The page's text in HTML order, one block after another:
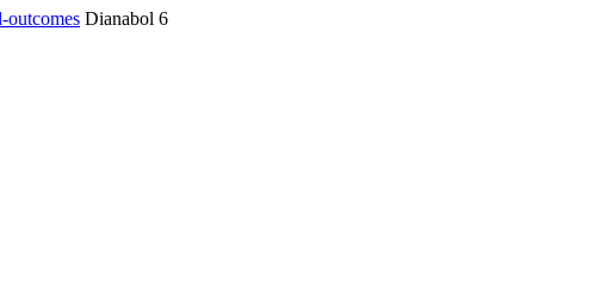
outcomes Dianabol 6